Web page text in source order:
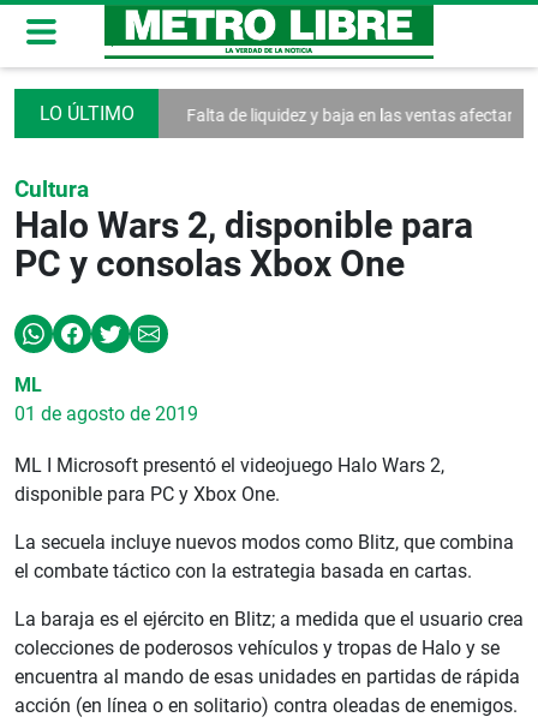
de la Asamblea Falta de liquidez y baja en las ventas afectan a las
Cultura
Halo Wars 2, disponible para
PC y consolas Xbox One
ML
01 de agosto de 2019
ML I Microsoft presentó el videojuego Halo Wars 2,
disponible para PC y Xbox One.
La secuela incluye nuevos modos como Blitz, que combina
el combate táctico con la estrategia basada en cartas.
La baraja es el ejército en Blitz; a medida que el usuario crea
colecciones de poderosos vehículos y tropas de Halo y se
encuentra al mando de esas unidades en partidas de rápida
acción (en línea o en solitario) contra oleadas de enemigos.